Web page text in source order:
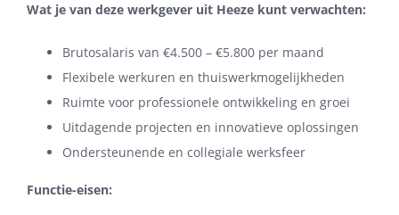
Wat je van deze werkgever uit Heeze kunt verwachten:
Brutosalaris van €4.500 – €5.800 per maand
Flexibele werkuren en thuiswerkmogelijkheden
Ruimte voor professionele ontwikkeling en groei
Uitdagende projecten en innovatieve oplossingen
Ondersteunende en collegiale werksfeer
Functie-eisen: